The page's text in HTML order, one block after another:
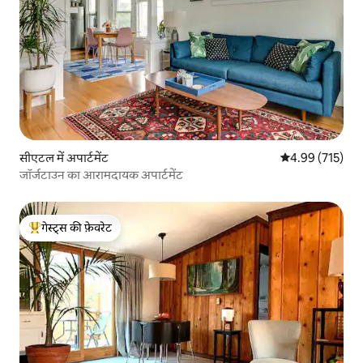
सीएटल में अपार्टमेंट औसत रेटिंग 5 में से
4.99 (715)
जॉर्जटाउन का आरामदायक अपार्टमेंट
गेस्ट्स का टॉप फ़ेवरेट
गेस्ट्स की फ़ेवरेट